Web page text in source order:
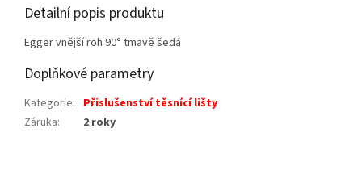
Detailní popis produktu
Egger vnější roh 90° tmavě šedá
Doplňkové parametry
Kategorie: Přislušenství těsnící lišty
Záruka: 2 roky